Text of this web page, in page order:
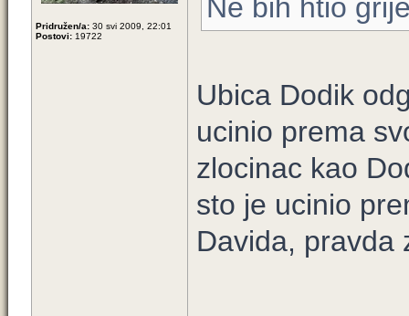
Pridružen/a: 30 svi 2009, 22:01
Postovi: 19722
Ne bih htio
Ubica Dodik
ucinio prema
zlocinac kao
sto je ucinio
Davida, pravda